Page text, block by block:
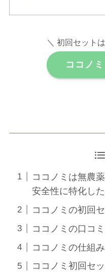
＼ 初回セット
ココノ
ココノミは無農
安全性に特化し
ココノミの初回
ココノミの口コ
ココノミの仕組
ココノミ初回セ